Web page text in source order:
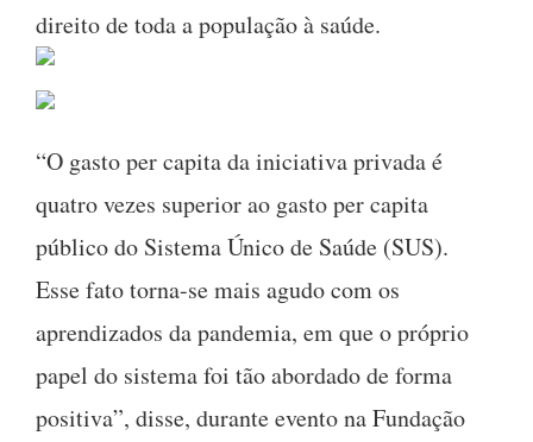
direito de toda a população à saúde.
“O gasto per capita da iniciativa privada é
quatro vezes superior ao gasto per capita
público do Sistema Único de Saúde (SUS).
Esse fato torna-se mais agudo com os
aprendizados da pandemia, em que o próprio
papel do sistema foi tão abordado de forma
positiva”, disse, durante evento na Fundação